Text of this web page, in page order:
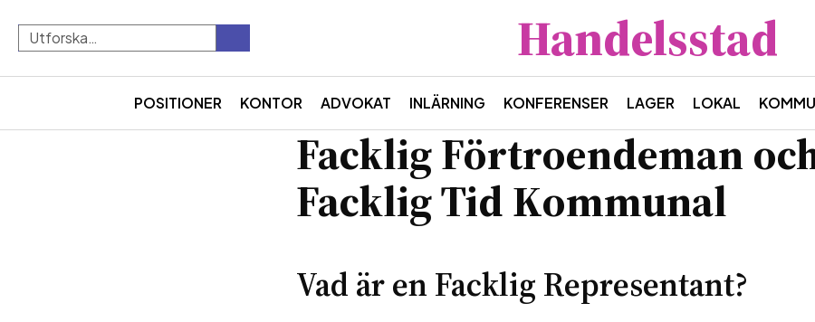
Handelsstad
POSITIONER KONTOR ADVOKAT INLÄRNING KONFERENSER LAGER LOKAL
Facklig Förtroendeman
Facklig Tid Kommunal
Vad är en Facklig Representant?